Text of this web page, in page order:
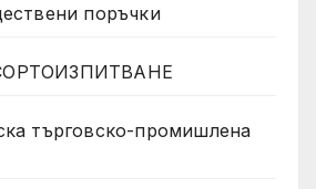
поръчки
търговско-промишлена